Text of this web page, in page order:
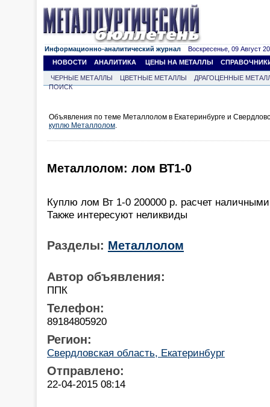
Информационно-аналитический журнал Воскресенье, 09 Август
НОВОСТИ
АНАЛИТИКА ЦЕНЫ НА МЕТАЛЛЫ
ЧЕРНЫЕ МЕТАЛЛЫ ЦВЕТНЫЕ МЕТАЛЛЫ
ДРАГОЦЕННЫЕ
ПОИСК
Объявления по теме Металлолом в Екатеринбурге и
куплю Металлолом.
Металлолом: лом ВТ1-0
Куплю лом Вт 1-0 200000 р. расчет
Также интересуют неликвиды
Разделы: Металлолом
Автор объявления:
ППК
Телефон:
89184805920
Регион:
Свердловская область, Екатеринбург
Отправлено:
22-04-2015 08:14